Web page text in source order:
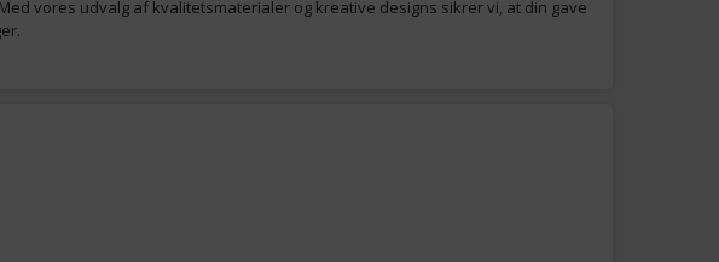
vores udvalg af kvalitetsmaterialer og kreative designs sikrer vi, at din gave